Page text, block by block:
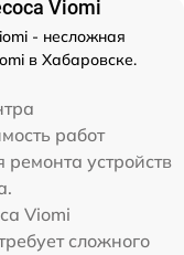
Viomi
- несложная
в Хабаровске.
работ
устройств
Viomi
сложного